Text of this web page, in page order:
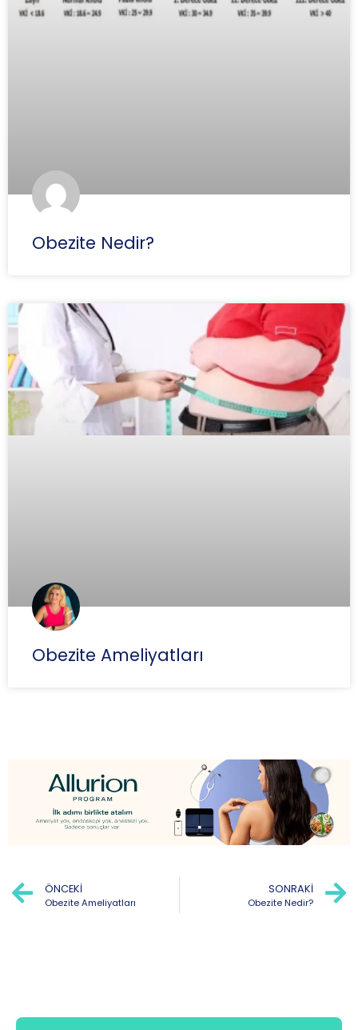
Obezite Nedir?
Obezite Ameliyatları
ÖNCEKI
Obezite Ameliyatları
SONRAKI
Obezite Nedir?